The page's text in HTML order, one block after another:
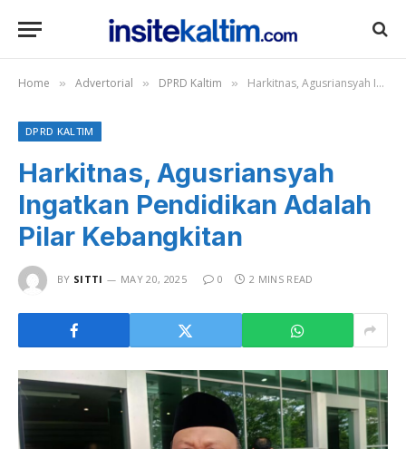
Home » Advertorial » DPRD Kaltim » Harkitnas, Agusriansyah Ingatkan Pendidikan Adalah Pilar Kebangkitan
DPRD KALTIM
Harkitnas, Agusriansyah
Ingatkan Pendidikan Adalah
Pilar Kebangkitan
BY SITTI MAY 20, 2025 0 2 MINS READ